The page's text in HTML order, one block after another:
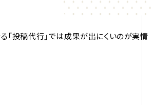
「投稿代行」では成果が出にくいのが実情